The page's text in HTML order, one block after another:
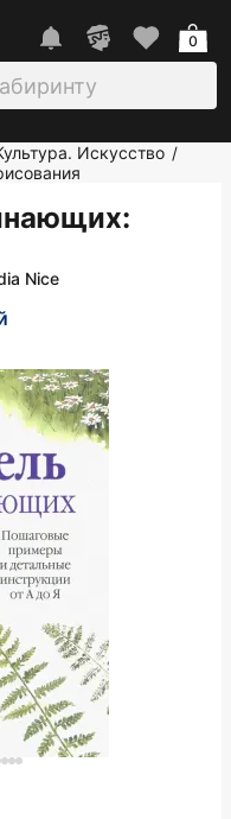
0
Искусство /
:
Nice